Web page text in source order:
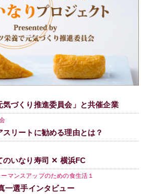
気づくり推進委員会」と共催企業
スリートに勧める理由とは？
のいなり寿司 ✕ 横浜FC
ンスアップのための食生活１
一選手インタビュー